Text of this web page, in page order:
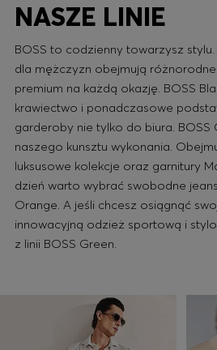
NASZE LINIE
BOSS to codzienny towarzysz stylu.
dla mężczyzn obejmują
premium na każdą okazję. BOSS
krawiectwo i ponadczasowe
garderoby nie tylko do biura.
naszego kunsztu wykonania.
luksusowe kolekcje oraz garnitury
dzień warto wybrać swobodne
Orange. A jeśli chcesz osiągnąć
innowacyjną odzież sportową i
z linii BOSS Green.